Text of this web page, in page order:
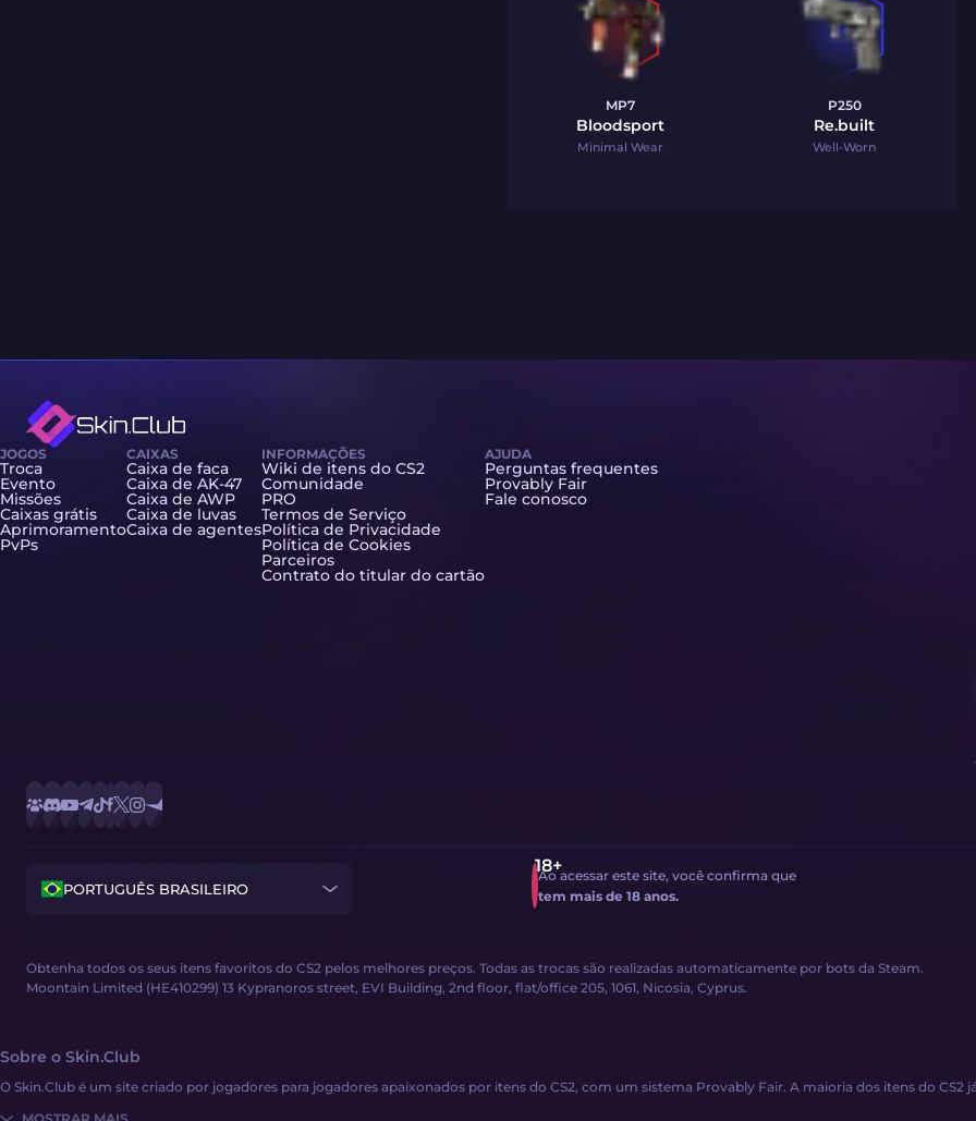
MP7
Bloodsport
Minimal Wear
P250
Re.built
Well-Worn
Obtenha todos os seus itens favoritos do CS2 pelos melhores preços. Todas as trocas são realizadas automaticamente por bots da Steam.
Moontain Limited (HE410299) 13 Kypranoros street, EVI Building, 2nd floor, flat/office 205, 1061, Nicosia, Cyprus.
PORTUGUÊS BRASILEIRO
JOGOS
Troca
Evento
Missões
Caixas grátis
Aprimoramento
PvPs
CAIXAS
Caixa de faca
Caixa de AK-47
Caixa de AWP
Caixa de luvas
Caixa de agentes
INFORMAÇÕES
Wiki de itens do CS2
Comunidade
PRO
Termos de Serviço
Política de Privacidade
Política de Cookies
Parceiros
Contrato do titular do cartão
AJUDA
Perguntas frequentes
Provably Fair
Fale conosco
Ao acessar este site, você confirma que
tem mais de 18 anos.
Sobre o Skin.Club
O Skin.Club é um site criado por jogadores para jogadores apaixonados por itens do CS2, com um sistema Provably Fair. A maioria dos itens do CS2